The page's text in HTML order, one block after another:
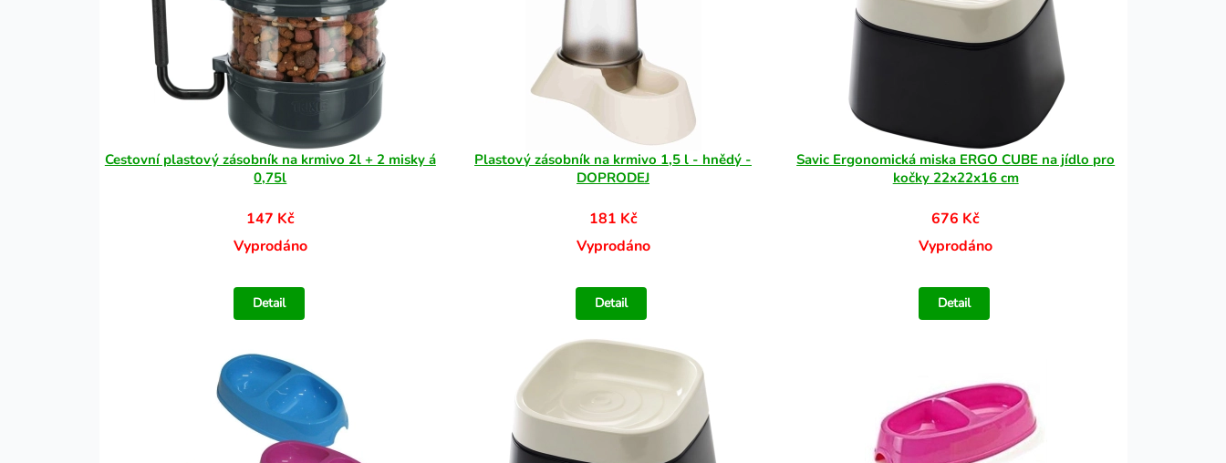
Cestovní plastový zásobník na krmivo 2l + 2 misky á
0,75l
147 Kč
Vyprodáno
Detail
Plastový zásobník na krmivo 1,5 l - hnědý -
DOPRODEJ
181 Kč
Vyprodáno
Detail
Savic Ergonomická miska ERGO CUBE na jídlo pro
kočky 22x22x16 cm
676 Kč
Vyprodáno
Detail